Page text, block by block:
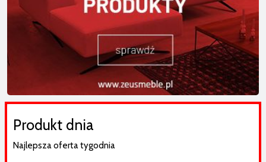
Produkt dnia
Najlepsza oferta tygodnia